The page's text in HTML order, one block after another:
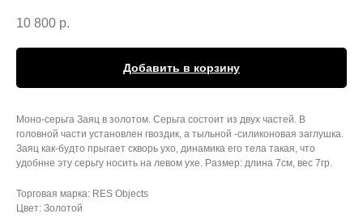
10 800 р.
Добавить в корзину
Моно-серьга Заяц в золотом. Серьга состоит из двух частей. В
головной части установлен гвоздик, а тыльной -силиконовая заглушка.
Заяц как-будто прыгает скворь ухо, динамика его тела такая, что
удобнне эту серьгу носить на левом ухе. Размер: длина 7см, вес 7гр.
Торговая марка: RES Objects
Цвет: Золотой